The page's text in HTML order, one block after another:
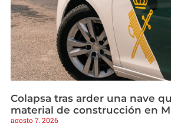
Colapsa tras arder una nave
material de construcción en
agosto 7, 2026